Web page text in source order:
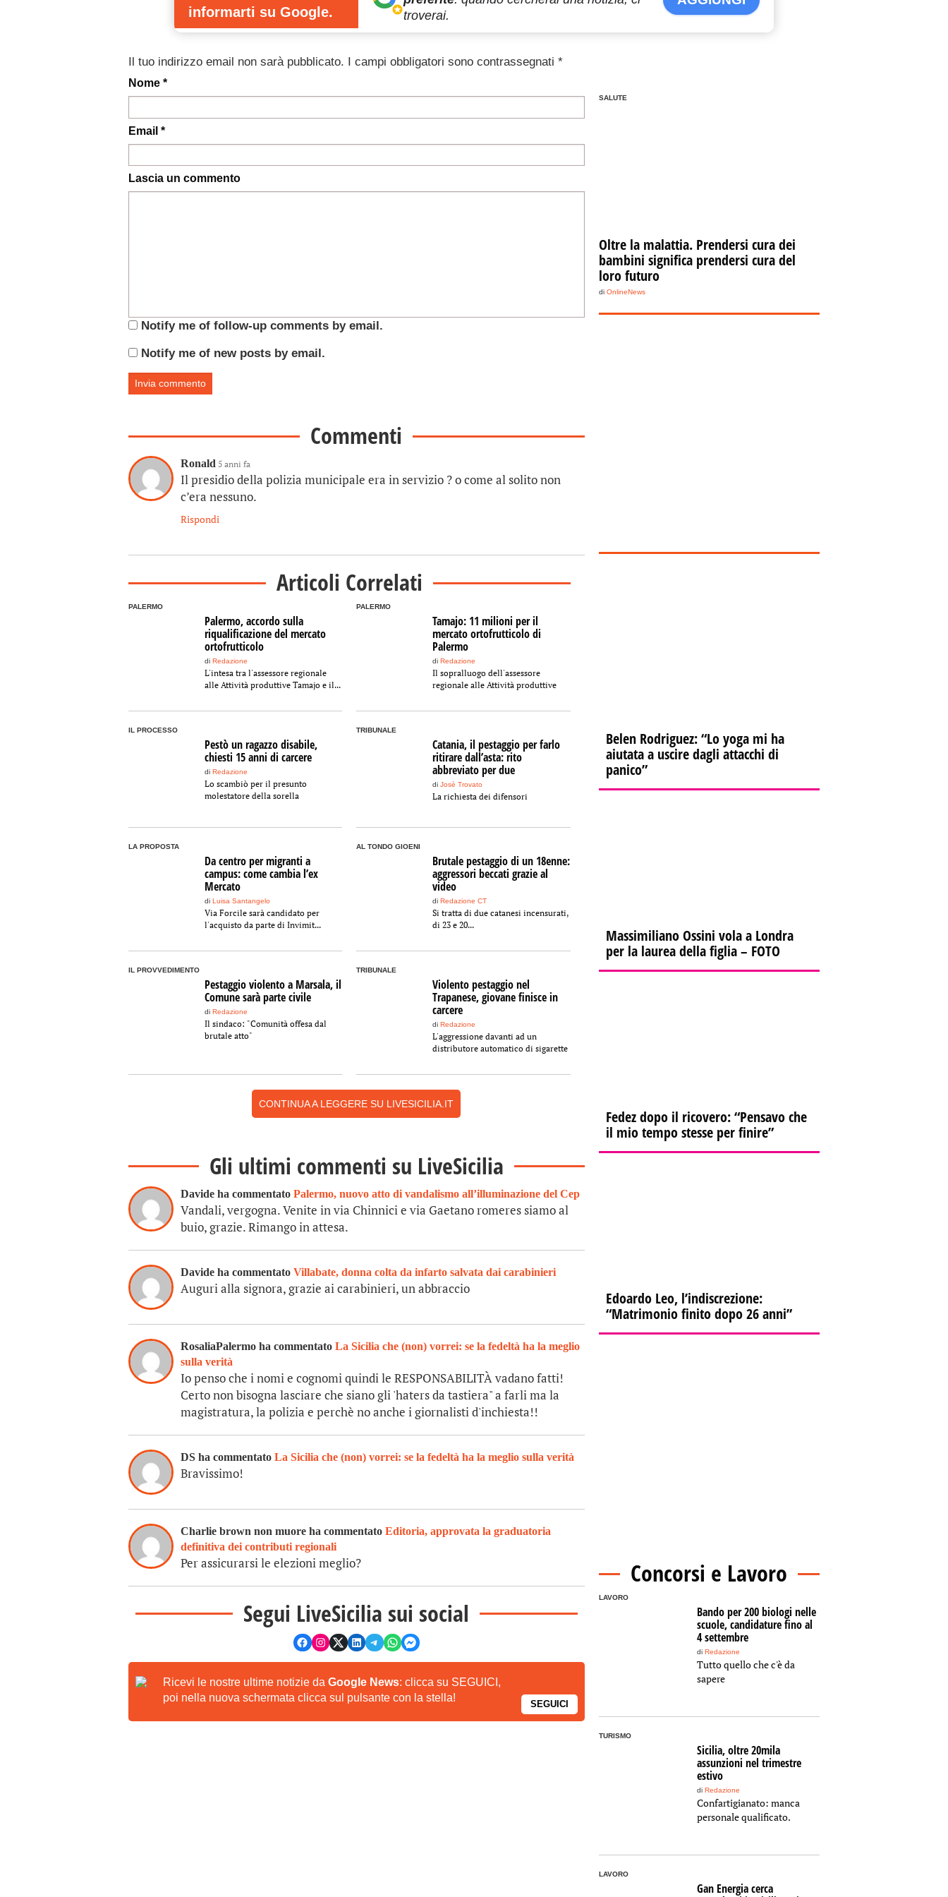
informarti su Google.
troverai.
Il tuo indirizzo email non sarà pubblicato. I campi obbligatori sono contrassegnati *
Nome *
Email *
Lascia un commento
Notify me of follow-up comments by email.
Notify me of new posts by email.
Commenti
Ronald 5 anni fa
Il presidio della polizia municipale era in servizio ? o come al solito non
c’era nessuno.
Rispondi
Articoli Correlati
PALERMO
Palermo, accordo sulla
riqualificazione del mercato
ortofrutticolo
di Redazione
L'intesa tra l'assessore regionale
alle Attività produttive Tamajo e il...
PALERMO
Tamajo: 11 milioni per il
mercato ortofrutticolo di
Palermo
diRedazione
Il sopralluogo dell'assessore
regionale alle Attività produttive
IL PROCESSO
Pestò un ragazzo disabile,
chiesti 15 anni di carcere
di Redazione
Lo scambiò per il presunto
molestatore della sorella
TRIBUNALE
Catania, il pestaggio per farlo
ritirare dall’asta: rito
abbreviato per due
diJosè Trovato
La richiesta dei difensori
LA PROPOSTA
Da centro per migranti a
campus: come cambia l’ex
Mercato
di Luisa Santangelo
Via Forcile sarà candidato per
l'acquisto da parte di Invimit...
AL TONDO GIOENI
Brutale pestaggio di un 18enne:
aggressori beccati grazie al
video
diRedazione CT
Si tratta di due catanesi incensurati,
di 23 e 20...
IL PROVVEDIMENTO
Pestaggio violento a Marsala, il
Comune sarà parte civile
di Redazione
Il sindaco: "Comunità offesa dal
brutale atto"
TRIBUNALE
Violento pestaggio nel
Trapanese, giovane finisce in
carcere
diRedazione
L'aggressione davanti ad un
distributore automatico di sigarette
CONTINUA A LEGGERE SU LIVESICILIA.IT
Gli ultimi commenti su LiveSicilia
Davide ha commentato Palermo, nuovo atto di vandalismo all’illuminazione del Cep
Vandali, vergogna. Venite in via Chinnici e via Gaetano romeres siamo al
buio, grazie. Rimango in attesa.
Davide ha commentato Villabate, donna colta da infarto salvata dai carabinieri
Auguri alla signora, grazie ai carabinieri, un abbraccio
RosaliaPalermo ha commentato La Sicilia che (non) vorrei: se la fedeltà ha la meglio
sulla verità
Io penso che i nomi e cognomi quindi le RESPONSABILITÀ vadano fatti!
Certo non bisogna lasciare che siano gli 'haters da tastiera" a farli ma la
magistratura, la polizia e perchè no anche i giornalisti d'inchiesta!!
DS ha commentato La Sicilia che (non) vorrei: se la fedeltà ha la meglio sulla verità
Bravissimo!
Charlie brown non muore ha commentato Editoria, approvata la graduatoria
definitiva dei contributi regionali
Per assicurarsi le elezioni meglio?
Segui LiveSicilia sui social
Ricevi le nostre ultime notizie da Google News: clicca su SEGUICI,
poi nella nuova schermata clicca sul pulsante con la stella!
SEGUICI
SALUTE
Oltre la malattia. Prendersi cura dei
bambini significa prendersi cura del
loro futuro
di OnlineNews
Belen Rodriguez: “Lo yoga mi ha
aiutata a uscire dagli attacchi di
panico”
Massimiliano Ossini vola a Londra
per la laurea della figlia – FOTO
Fedez dopo il ricovero: “Pensavo che
il mio tempo stesse per finire”
Edoardo Leo, l’indiscrezione:
“Matrimonio finito dopo 26 anni”
Concorsi e Lavoro
LAVORO
Bando per 200 biologi nelle
scuole, candidature fino al
4 settembre
di Redazione
Tutto quello che c'è da
sapere
TURISMO
Sicilia, oltre 20mila
assunzioni nel trimestre
estivo
di Redazione
Confartigianato: manca
personale qualificato.
LAVORO
Gan Energia cerca